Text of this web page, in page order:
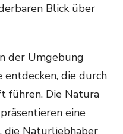
Blick über
der Umgebung
entdecken, die durch
führen. Die Natura
eine
die Naturliebhaber